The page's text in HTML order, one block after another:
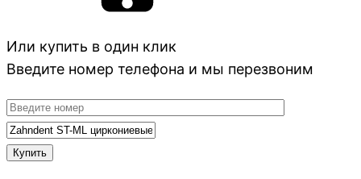
Или купить в один клик
Введите номер телефона и мы перезвоним